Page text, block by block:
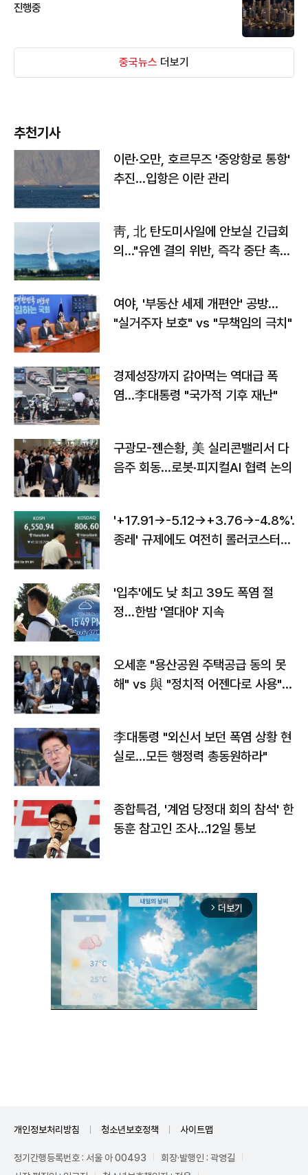
진행중
중국뉴스 더보기
추천기사
이란·오만, 호르무즈 '중앙항로 통항'
추진…입항은 이란 관리
靑, 北 탄도미사일에 안보실 긴급회
의…"유엔 결의 위반, 즉각 중단 촉
여야, '부동산 세제 개편안' 공방…
"실거주자 보호" vs "무책임의 극치"
경제성장까지 갉아먹는 역대급 폭
염…李대통령 "국가적 기후 재난"
구광모-젠슨황, 美 실리콘밸리서 다
음주 회동…로봇·피지컬AI 협력 논의
'+17.91→-5.12→+3.76→-4.8%'…'
종레' 규제에도 여전히 롤러코스터
'입추'에도 낮 최고 39도 폭염 절
정…한밤 '열대야' 지속
오세훈 "용산공원 주택공급 동의 못
해" vs 與 "정치적 어젠다로 사용"
李대통령 "외신서 보던 폭염 상황 현
실로…모든 행정력 총동원하라"
종합특검, '계엄 당정대 회의 참석' 한
동훈 참고인 조사...12일 통보
arrow_forward_ios 더보기
개인정보처리방침 청소년보호정책 사이트맵
정기간행등록번호 : 서울 아 00493
회장·발행인 : 곽영길